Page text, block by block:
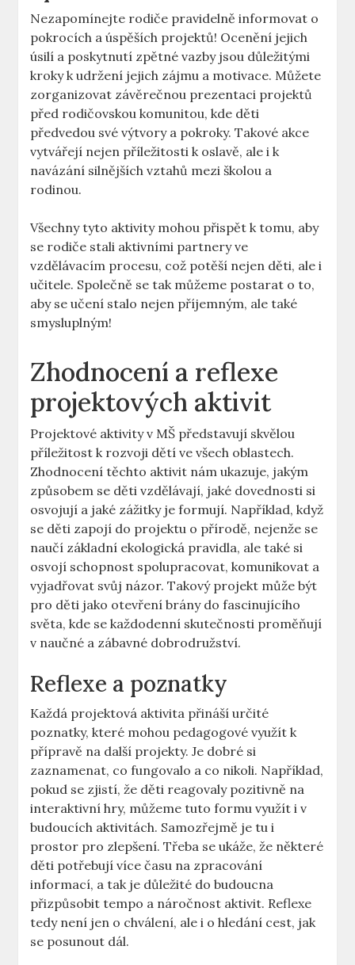
Nezapomínejte rodiče pravidelně informovat o
pokrocích a úspěších projektů! Ocenění jejich
úsilí a poskytnutí zpětné vazby jsou důležitými
kroky k udržení jejich zájmu a motivace. Můžete
zorganizovat závěrečnou prezentaci projektů
před rodičovskou komunitou, kde děti
předvedou své výtvory a pokroky. Takové akce
vytvářejí nejen příležitosti k oslavě, ale i k
navázání silnějších vztahů mezi školou a
rodinou.
Všechny tyto aktivity mohou přispět k tomu, aby
se rodiče stali aktivními partnery ve
vzdělávacím procesu, což potěší nejen děti, ale i
učitele. Společně se tak můžeme postarat o to,
aby se učení stalo nejen příjemným, ale také
smysluplným!
Zhodnocení a reflexe
projektových aktivit
Projektové aktivity v MŠ představují skvělou
příležitost k rozvoji dětí ve všech oblastech.
Zhodnocení těchto aktivit nám ukazuje, jakým
způsobem se děti vzdělávají, jaké dovednosti si
osvojují a jaké zážitky je formují. Například, když
se děti zapojí do projektu o přírodě, nejenže se
naučí základní ekologická pravidla, ale také si
osvojí schopnost spolupracovat, komunikovat a
vyjadřovat svůj názor. Takový projekt může být
pro děti jako otevření brány do fascinujícího
světa, kde se každodenní skutečnosti proměňují
v naučné a zábavné dobrodružství.
Reflexe a poznatky
Každá projektová aktivita přináší určité
poznatky, které mohou pedagogové využít k
přípravě na další projekty. Je dobré si
zaznamenat, co fungovalo a co nikoli. Například,
pokud se zjistí, že děti reagovaly pozitivně na
interaktivní hry, můžeme tuto formu využít i v
budoucích aktivitách. Samozřejmě je tu i
prostor pro zlepšení. Třeba se ukáže, že některé
děti potřebují více času na zpracování
informací, a tak je důležité do budoucna
přizpůsobit tempo a náročnost aktivit. Reflexe
tedy není jen o chválení, ale i o hledání cest, jak
se posunout dál.